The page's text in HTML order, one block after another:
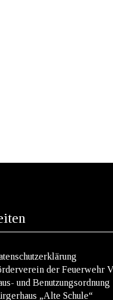
der Feuerwehr
und Benutzungsordnung
„Alte Schule“